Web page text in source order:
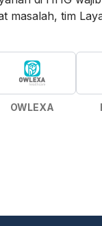
masalah, tim
OWLEXA